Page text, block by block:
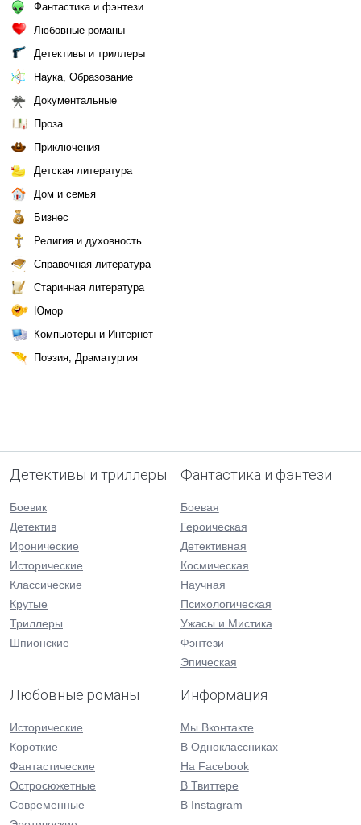
Фантастика и фэнтези
Любовные романы
Детективы и триллеры
Наука, Образование
Документальные
Проза
Приключения
Детская литература
Дом и семья
Бизнес
Религия и духовность
Справочная литература
Старинная литература
Юмор
Компьютеры и Интернет
Поэзия, Драматургия
Детективы и триллеры
Боевик
Детектив
Иронические
Исторические
Классические
Крутые
Триллеры
Шпионские
Фантастика и фэнтези
Боевая
Героическая
Детективная
Космическая
Научная
Психологическая
Ужасы и Мистика
Фэнтези
Эпическая
Любовные романы
Исторические
Короткие
Фантастические
Остросюжетные
Современные
Информация
Мы Вконтакте
В Одноклассниках
На Facebook
В Твиттере
В Instagram